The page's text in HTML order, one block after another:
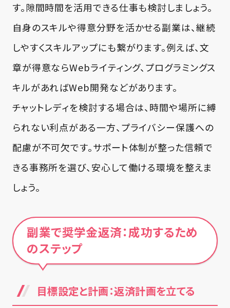
す。隙間時間を活用できる仕事も検討しましょう。
自身のスキルや得意分野を活かせる副業は、継続
しやすくスキルアップにも繋がります。例えば、文
章が得意ならWebライティング、プログラミングス
キルがあればWeb開発などがあります。
チャットレディを検討する場合は、時間や場所に縛
られない利点がある一方、プライバシー保護への
配慮が不可欠です。サポート体制が整った信頼で
きる事務所を選び、安心して働ける環境を整えま
しょう。
副業で奨学金返済：成功するため
のステップ
目標設定と計画：返済計画を立てる